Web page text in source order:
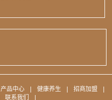
产品中心 健康养生 招商加盟
联系我们